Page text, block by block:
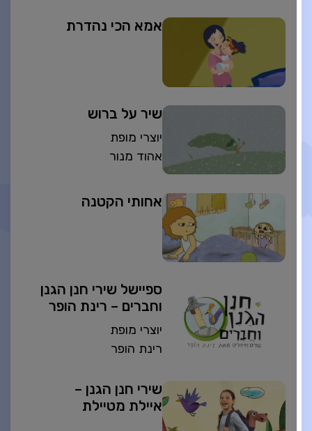
אמא הכי נהדרת
שיר על ברוש
יוצרי מופת
אהוד מנור
אחותי הקטנה
ספיישל שירי חנן הגנן
וחברים – רינת הופר
יוצרי מופת
רינת הופר
שירי חנן הגנן –
איילת מטיילת